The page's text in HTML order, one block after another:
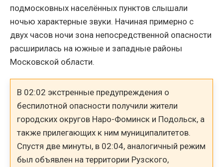
подмосковных населённых пунктов слышали
ночью характерные звуки. Начиная примерно с
двух часов ночи зона непосредственной опасности
расширилась на южные и западные районы
Московской области.
В 02:02 экстренные предупреждения о
беспилотной опасности получили жители
городских округов Наро-Фоминск и Подольск, а
также прилегающих к ним муниципалитетов.
Спустя две минуты, в 02:04, аналогичный режим
был объявлен на территории Рузского,